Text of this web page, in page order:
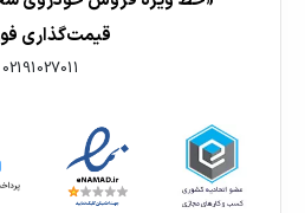
قیمت‌گذاری
02191027011